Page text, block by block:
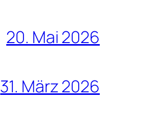
20. Mai 2026
31. März 2026